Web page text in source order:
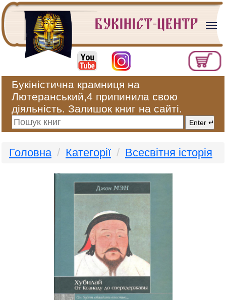
Букіністична крамниця на
Лютеранський,4 припинила свою
діяльність. Залишок книг на сайті.
Головна Категорії Всесвітня історія